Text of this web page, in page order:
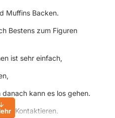
Muffins Backen.
Bestens zum Figuren
ist sehr einfach,
kann es los gehen.
Kontaktieren.